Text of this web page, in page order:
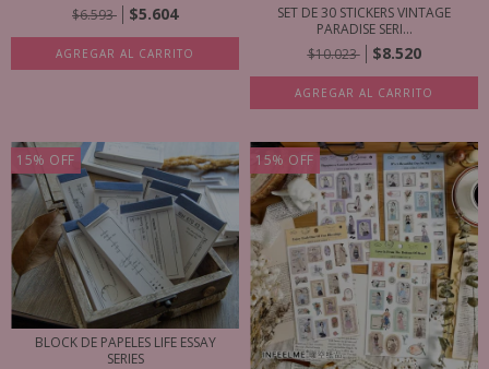
$6.593
$5.604
AGREGAR AL CARRITO
SET DE 30 STICKERS VINTAGE
PARADISE SERI...
$10.023
$8.520
AGREGAR AL CARRITO
15% OFF
BLOCK DE PAPELES LIFE ESSAY
SERIES
15% OFF